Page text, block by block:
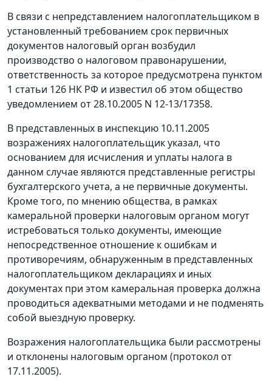
В связи с непредставлением налогоплательщиком в
установленный требованием срок первичных
документов налоговый орган возбудил
производство о налоговом правонарушении,
ответственность за которое предусмотрена пунктом
1 статьи 126 НК РФ и известил об этом общество
уведомлением от 28.10.2005 N 12-13/17358.
В представленных в инспекцию 10.11.2005
возражениях налогоплательщик указал, что
основанием для исчисления и уплаты налога в
данном случае являются представленные регистры
бухгалтерского учета, а не первичные документы.
Кроме того, по мнению общества, в рамках
камеральной проверки налоговым органом могут
истребоваться только документы, имеющие
непосредственное отношение к ошибкам и
противоречиям, обнаруженным в представленных
налогоплательщиком декларациях и иных
документах при этом камеральная проверка должна
проводиться адекватными методами и не подменять
собой выездную проверку.
Возражения налогоплательщика были рассмотрены
и отклонены налоговым органом (протокол от
17.11.2005).